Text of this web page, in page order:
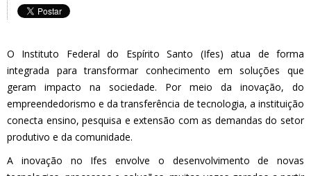
O Instituto Federal do Espírito Santo (Ifes) atua de forma
integrada para transformar conhecimento em soluções que
geram impacto na sociedade. Por meio da inovação, do
empreendedorismo e da transferência de tecnologia, a instituição
conecta ensino, pesquisa e extensão com as demandas do setor
produtivo e da comunidade.
A inovação no Ifes envolve o desenvolvimento de novas